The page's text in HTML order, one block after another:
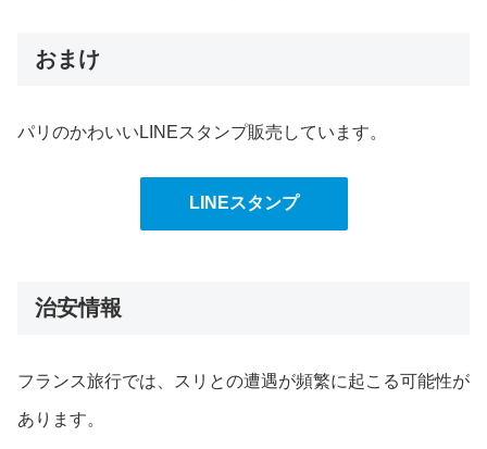
おまけ
パリのかわいいLINEスタンプ販売しています。
LINEスタンプ
治安情報
フランス旅行では、スリとの遭遇が頻繁に起こる可能性が
あります。